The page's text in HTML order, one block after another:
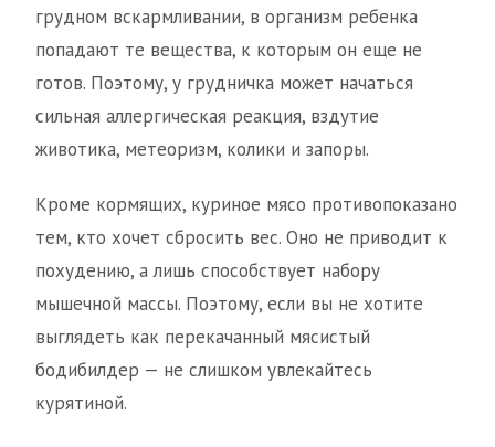
грудном вскармливании, в организм ребенка
попадают те вещества, к которым он еще не
готов. Поэтому, у грудничка может начаться
сильная аллергическая реакция, вздутие
животика, метеоризм, колики и запоры.
Кроме кормящих, куриное мясо противопоказано
тем, кто хочет сбросить вес. Оно не приводит к
похудению, а лишь способствует набору
мышечной массы. Поэтому, если вы не хотите
выглядеть как перекачанный мясистый
бодибилдер — не слишком увлекайтесь
курятиной.